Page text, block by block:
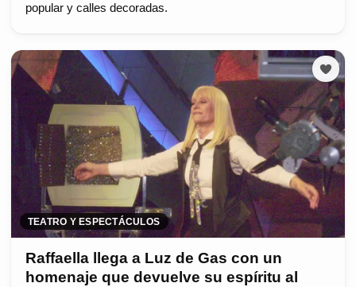
popular y calles decoradas.
TEATRO Y ESPECTÁCULOS
Raffaella llega a Luz de Gas con un
homenaje que devuelve su espíritu al